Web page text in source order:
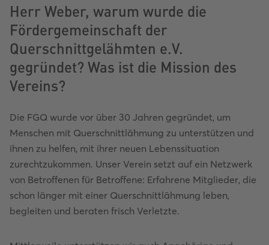
Herr Weber, warum wurde die
Fördergemeinschaft der
Querschnittgelähmten e.V.
gegründet? Was ist die Mission des
Vereins?
Die FGQ wurde vor über 30 Jahren gegründet, um
Menschen mit Querschnittlähmung zu unterstützen und
ihnen zu helfen, mit ihrer neuen Lebenssituation
zurechtzukommen. Unser Verein setzt auf ein Netzwerk
von Betroffenen für Betroffene: Erfahrene Mitglieder, die
schon länger mit einer Querschnittlähmung leben,
begleiten und beraten frisch Verletzte.